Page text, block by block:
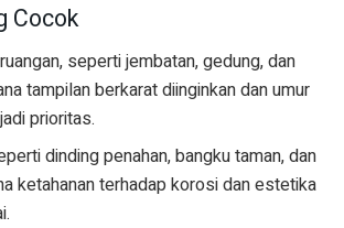
Cocok
seperti jembatan, gedung, dan
tampilan berkarat diinginkan dan umur
prioritas.
dinding penahan, bangku taman, dan
ketahanan terhadap korosi dan estetika